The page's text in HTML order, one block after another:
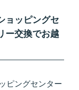
ョッピングセ
ー交換でお越
ピングセンター